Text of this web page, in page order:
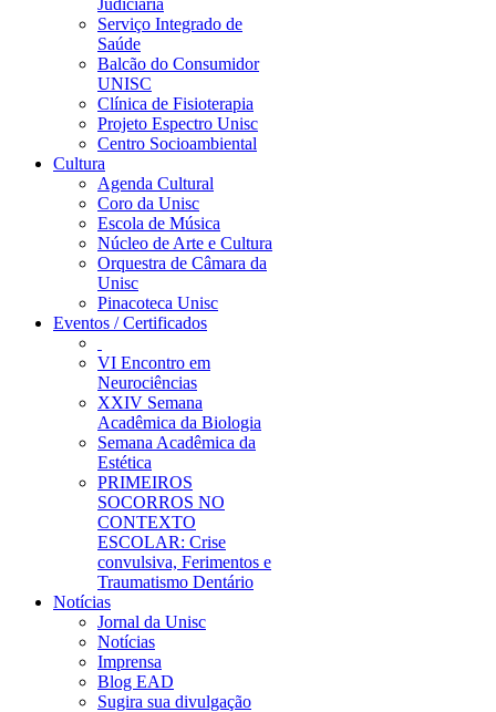
Judiciária
Serviço Integrado de
Saúde
Balcão do Consumidor
UNISC
Clínica de Fisioterapia
Projeto Espectro Unisc
Centro Socioambiental
Cultura
Agenda Cultural
Coro da Unisc
Escola de Música
Núcleo de Arte e Cultura
Orquestra de Câmara da
Unisc
Pinacoteca Unisc
Eventos / Certificados
VI Encontro em
Neurociências
XXIV Semana
Acadêmica da Biologia
Semana Acadêmica da
Estética
PRIMEIROS
SOCORROS NO
CONTEXTO
ESCOLAR: Crise
convulsiva, Ferimentos e
Traumatismo Dentário
Notícias
Jornal da Unisc
Notícias
Imprensa
Blog EAD
Sugira sua divulgação